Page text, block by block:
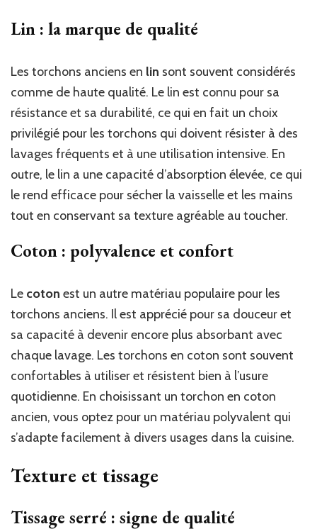
Lin : la marque de qualité
Les torchons anciens en lin sont souvent considérés
comme de haute qualité. Le lin est connu pour sa
résistance et sa durabilité, ce qui en fait un choix
privilégié pour les torchons qui doivent résister à des
lavages fréquents et à une utilisation intensive. En
outre, le lin a une capacité d’absorption élevée, ce qui
le rend efficace pour sécher la vaisselle et les mains
tout en conservant sa texture agréable au toucher.
Coton : polyvalence et confort
Le coton est un autre matériau populaire pour les
torchons anciens. Il est apprécié pour sa douceur et
sa capacité à devenir encore plus absorbant avec
chaque lavage. Les torchons en coton sont souvent
confortables à utiliser et résistent bien à l’usure
quotidienne. En choisissant un torchon en coton
ancien, vous optez pour un matériau polyvalent qui
s’adapte facilement à divers usages dans la cuisine.
Texture et tissage
Tissage serré : signe de qualité